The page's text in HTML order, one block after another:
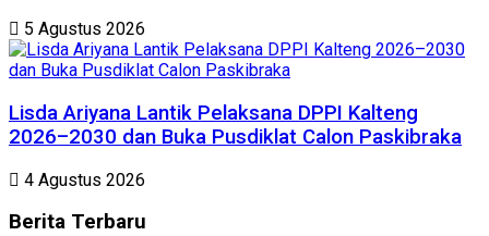
5 Agustus 2026
Lisda Ariyana Lantik Pelaksana DPPI Kalteng
2026–2030 dan Buka Pusdiklat Calon Paskibraka
4 Agustus 2026
Berita Terbaru